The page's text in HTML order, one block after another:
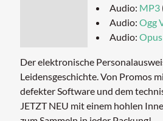
Audio: MP3
Audio:Ogg
Audio:Opus
Der elektronische
Leidensgeschichte. Von Promos
defekter Software und dem
JETZT NEU mit einem hohlen